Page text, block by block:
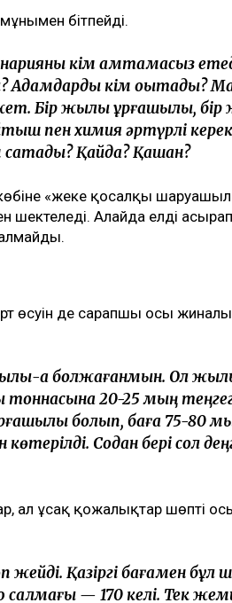
бітпейді.
кім қамтамасыз
Адамдарды кім оқытады?
Бір жылы құрғақшылық,
пен химия әртүрлі
сатады? Қайда? Қашан?
«жеке қосалқы
шектеледі. Алайда елді
өсуін де сарапшы осы
ақ болжағанмын. Ол
тоннасына 20-25 мың
болып, баға 75-80
Содан бері сол
ал ұсақ қожалықтар шөпті
жейді. Қазіргі бағамен
— 170 келі. Тек